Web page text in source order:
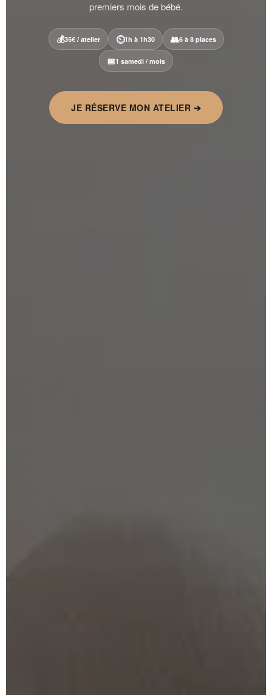
premiers mois de bébé.
💰35€ / atelier ⏲1h à 1h30 👥6 à 8 places
📅1 samedi / mois
JE RÉSERVE MON ATELIER ➔